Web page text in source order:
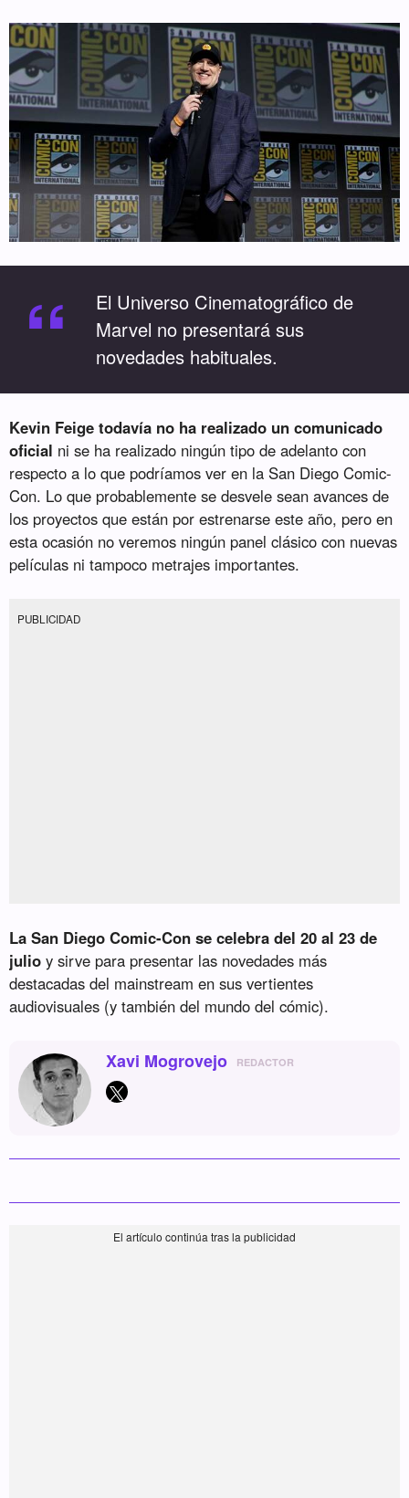
“
El Universo Cinematográfico de
Marvel no presentará sus
novedades habituales.
Kevin Feige todavía no ha realizado un comunicado
oficial ni se ha realizado ningún tipo de adelanto con
respecto a lo que podríamos ver en la San Diego Comic-
Con. Lo que probablemente se desvele sean avances de
los proyectos que están por estrenarse este año, pero en
esta ocasión no veremos ningún panel clásico con nuevas
películas ni tampoco metrajes importantes.
PUBLICIDAD
La San Diego Comic-Con se celebra del 20 al 23 de
julio y sirve para presentar las novedades más
destacadas del mainstream en sus vertientes
audiovisuales (y también del mundo del cómic).
Xavi Mogrovejo REDACTOR